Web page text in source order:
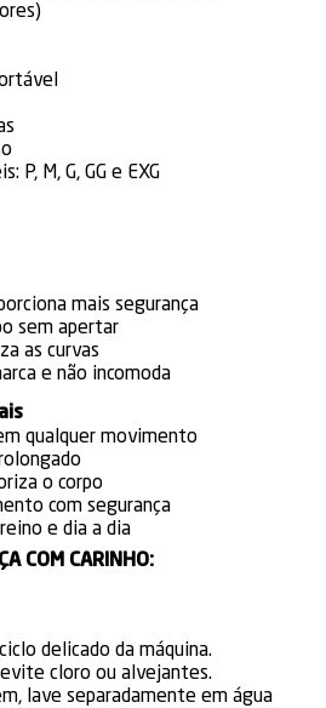
P, M, G, GG e EXG
mais segurança
sem apertar
as curvas
e não incomoda
qualquer movimento
o corpo
com segurança
e dia a dia
COM CARINHO:
delicado da máquina.
cloro ou alvejantes.
lave separadamente em água